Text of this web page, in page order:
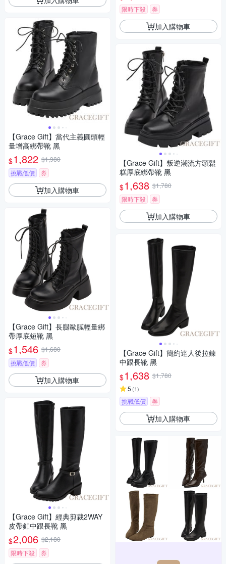
【Grace Gift】當代主義圓頭輕
量增高綁帶靴 黑
$1,822 $1,980
挑戰低價
券
加入購物車
【Grace Gift】長腿歐膩輕量綁
帶厚底短靴 黑
$1,546 $1,680
挑戰低價
券
加入購物車
【Grace Gift】經典剪裁2WAY
皮帶釦中跟長靴 黑
$2,006 $2,180
限時下殺
券
限時下殺 券
加入購物車
【Grace Gift】叛逆潮流方頭鬆
糕厚底綁帶靴 黑
$1,638 $1,780
限時下殺
券
加入購物車
【Grace Gift】簡約達人後拉鍊
中跟長靴 黑
$1,638 $1,780
5 (1)
挑戰低價 券
加入購物車